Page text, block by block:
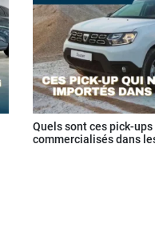
Quels sont ces pick-
commercialisés dans